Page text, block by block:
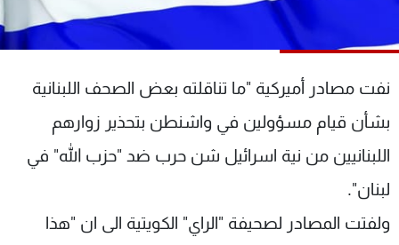
نفت مصادر أميركية "ما تناقلته بعض الصحف اللبنانية
بشأن قيام مسؤولين في واشنطن بتحذير زوارهم
اللبنانيين من نية اسرائيل شن حرب ضد "حزب الله" في
لبنان".
ولفتت المصادر لصحيفة "الراي" الكويتية الى ان "هذا
عن MTV
لاعلاناتكم
وظائف
شروط الإسـتخدام